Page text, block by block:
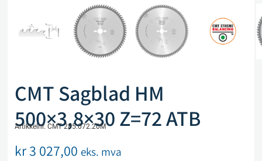
CMT Sagblad HM
500×3,8×30 Z=72 ATB
Artikkelnr. CMT 285.072.20M
kr3 027,00 eks. mva